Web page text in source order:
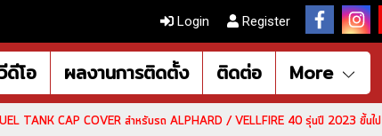
Login Register
ดีโอ ผลงานการติดตั้ง ติดต่อ More
TANK CAP COVER สำหรับรถ ALPHARD / VELLFIRE 40 รุ่นปี 2023 ขึ้นไป